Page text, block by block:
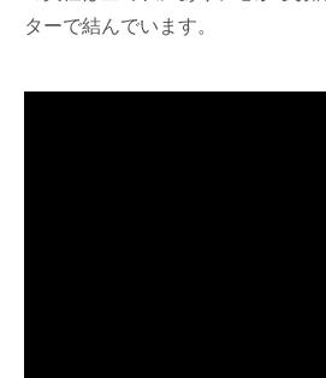
ターで結んでいます。